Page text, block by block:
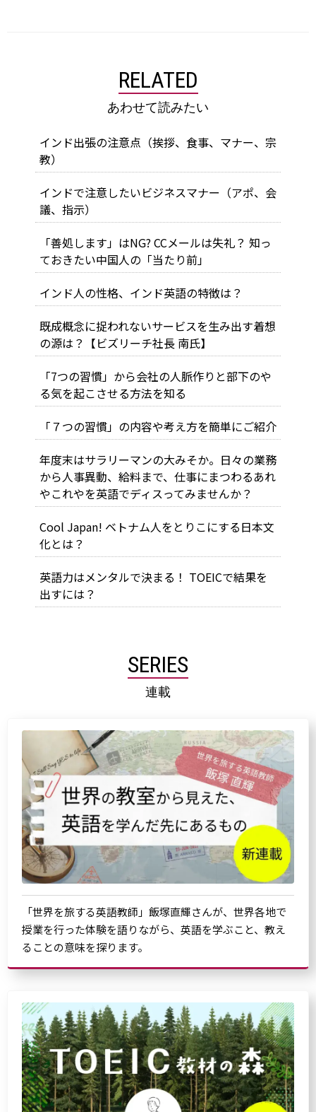
RELATED
あわせて読みたい
インド出張の注意点（挨拶、食事、マナー、宗
教）
インドで注意したいビジネスマナー（アポ、会
議、指示）
「善処します」はNG? CCメールは失礼？ 知っ
ておきたい中国人の「当たり前」
インド人の性格、インド英語の特徴は？
既成概念に捉われないサービスを生み出す着想
の源は？【ビズリーチ社長 南氏】
「7つの習慣」から会社の人脈作りと部下のや
る気を起こさせる方法を知る
「７つの習慣」の内容や考え方を簡単にご紹介
年度末はサラリーマンの大みそか。日々の業務
から人事異動、給料まで、仕事にまつわるあれ
やこれやを英語でディスってみませんか？
Cool Japan! ベトナム人をとりこにする日本文
化とは？
英語力はメンタルで決まる！ TOEICで結果を
出すには？
SERIES
連載
「世界を旅する英語教師」飯塚直輝さんが、世界各地で
授業を行った体験を語りながら、英語を学ぶこと、教え
ることの意味を探ります。